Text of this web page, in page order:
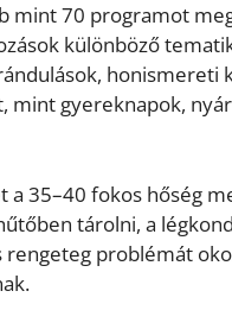
70 programot
különböző
honismereti
gyereknapok,
35–40 fokos hőség
tárolni, a
problémát